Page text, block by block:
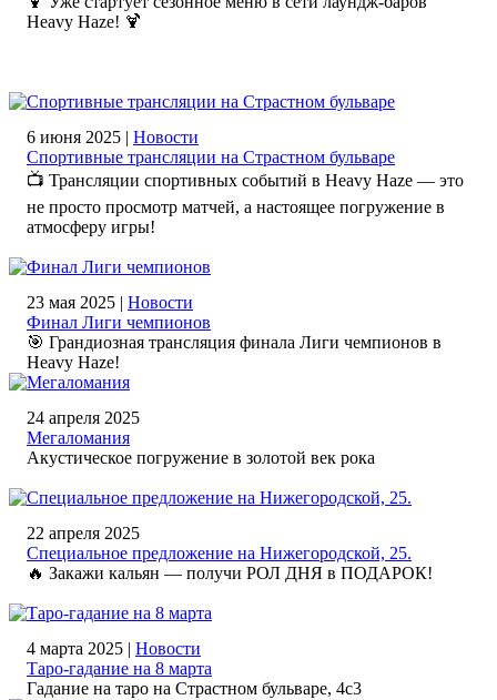
Heavy Haze! 🍹
6 июня 2025 | Новости
Спортивные трансляции на Страстном бульваре
📺 Трансляции спортивных событий в Heavy Haze — это
не просто просмотр матчей, а настоящее погружение в
атмосферу игры!
23 мая 2025 | Новости
Финал Лиги чемпионов
🎯 Грандиозная трансляция финала Лиги чемпионов в
Heavy Haze!
24 апреля 2025
Мегаломания
Акустическое погружение в золотой век рока
22 апреля 2025
Специальное предложение на Нижегородской, 25.
🔥 Закажи кальян — получи РОЛ ДНЯ в ПОДАРОК!
4 марта 2025 | Новости
Таро-гадание на 8 марта
Гадание на таро на Страстном бульваре, 4с3